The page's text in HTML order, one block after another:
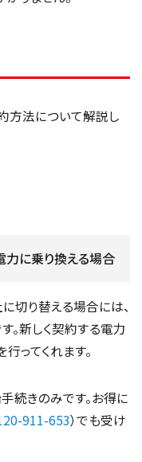
方法について解説し
に乗り換える場合
切り替える場合には、
。新しく契約する電力
ってくれます。
続きのみです。お得に
911-653）でも受け